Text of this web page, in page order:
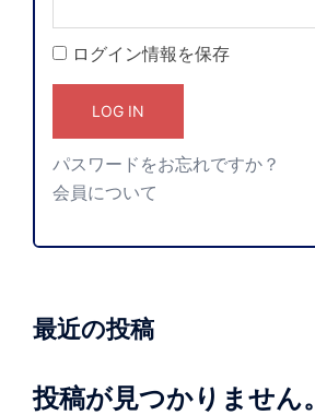
ログイン情報を保存
パスワードをお忘れですか？
会員について
最近の投稿
投稿が見つかりません。